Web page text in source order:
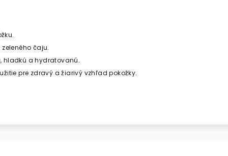
čaju.
hladkú a hydratovanú.
pre zdravý a žiarivý vzhľad pokožky.